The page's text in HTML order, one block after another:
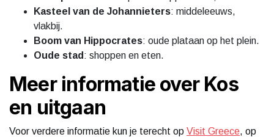
Kasteel van de Johannieters: middeleeuws,
vlakbij.
Boom van Hippocrates: oude plataan op het plein.
Oude stad : shoppen en eten.
Meer informatie over Kos
en uitgaan
Voor verdere informatie kun je terecht op Visit Greece, op